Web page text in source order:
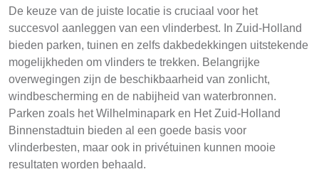
De keuze van de juiste locatie is cruciaal voor het
succesvol aanleggen van een vlinderbest. In Zuid-Holland
bieden parken, tuinen en zelfs dakbedekkingen uitstekende
mogelijkheden om vlinders te trekken. Belangrijke
overwegingen zijn de beschikbaarheid van zonlicht,
windbescherming en de nabijheid van waterbronnen.
Parken zoals het Wilhelminapark en Het Zuid-Holland
Binnenstadtuin bieden al een goede basis voor
vlinderbesten, maar ook in privétuinen kunnen mooie
resultaten worden behaald.